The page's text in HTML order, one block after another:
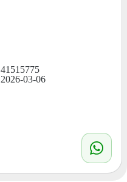
41515775
2026-03-06